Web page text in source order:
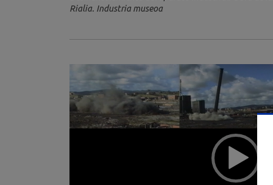
Rialia. Industria museoa
Player